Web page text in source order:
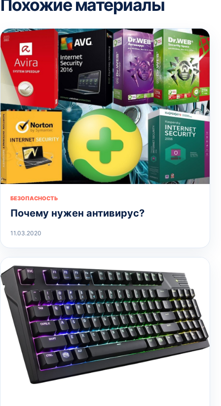
Похожие материалы
БЕЗОПАСНОСТЬ
Почему нужен антивирус?
11.03.2020